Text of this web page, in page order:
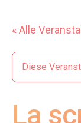
« Alle
Diese
La